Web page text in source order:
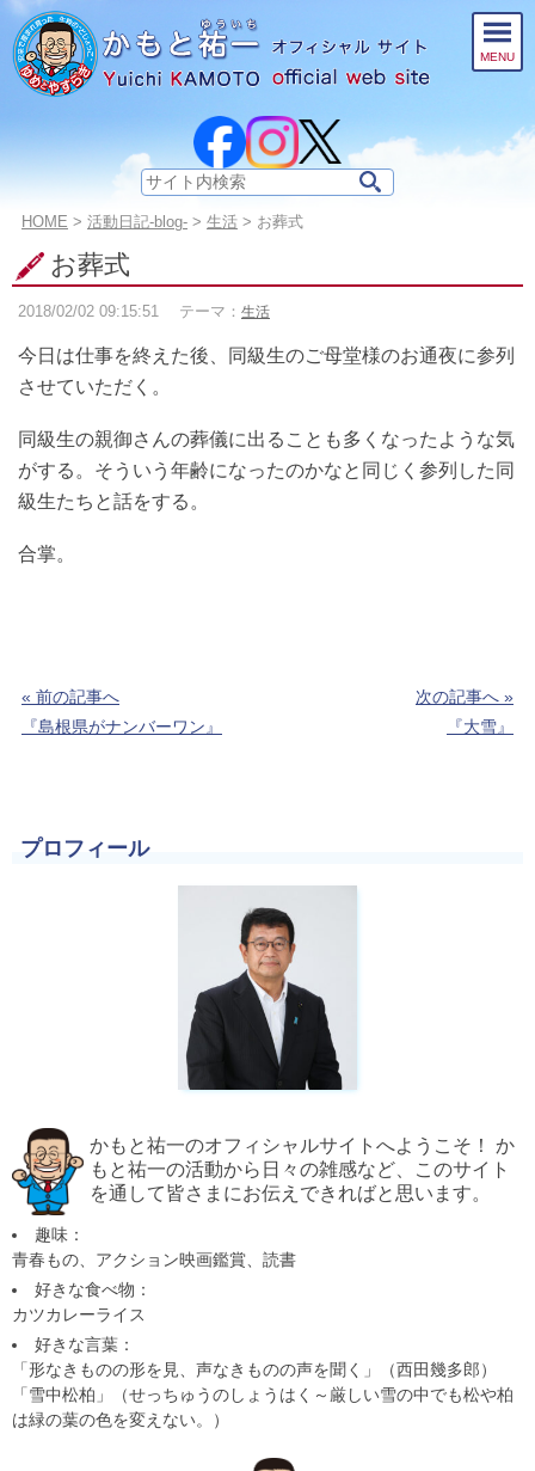
このページの本文へ
サ
ト
検
索:
MENU
こ
ペ
ー
ジ
位
置:
HOME > 活動日記-blog- > 生活 > お葬式
お葬式
2018/02/02 09:15:51 テーマ： 生活
今日は仕事を終えた後、同級生のご母堂様のお通夜に参列
させていただく。
同級生の親御さんの葬儀に出ることも多くなったような気
がする。そういう年齢になったのかなと同じく参列した同
級生たちと話をする。
合掌。
« 前の記事へ
『島根県がナンバーワン』
次の記事へ »
『大雪』
プロフィール
かもと祐一のオフィシャルサイトへようこそ！ か
もと祐一の活動から日々の雑感など、このサイト
を通して皆さまにお伝えできればと思います。
趣味：
青春もの、アクション映画鑑賞、読書
好きな食べ物：
カツカレーライス
好きな言葉：
「形なきものの形を見、声なきものの声を聞く」（西田幾多郎）
「雪中松柏」（せっちゅうのしょうはく～厳しい雪の中でも松や柏
は緑の葉の色を変えない。）